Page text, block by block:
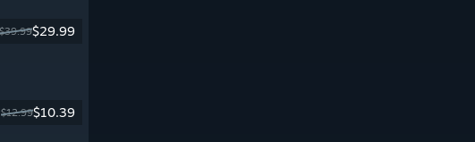
$39.99$29.99
$12.99$10.39